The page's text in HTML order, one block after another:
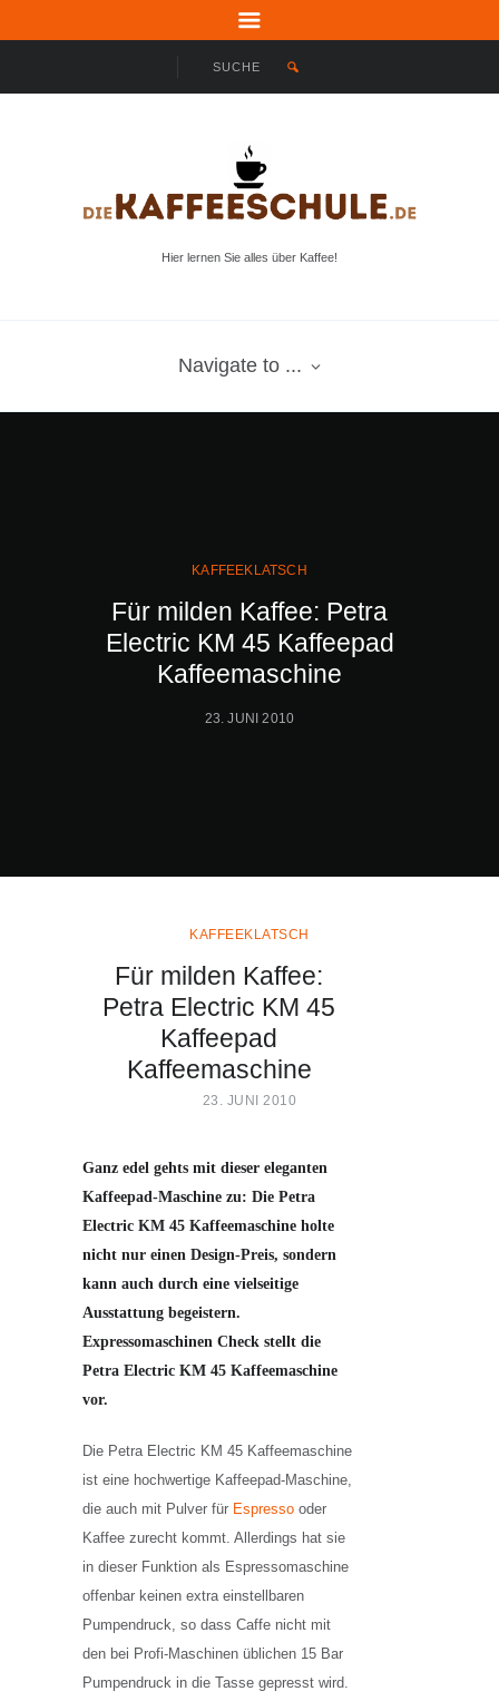
Hier lernen Sie alles über Kaffee!
Navigate to ...
KAFFEEKLATSCH
Für milden Kaffee: Petra
Electric KM 45 Kaffeepad
Kaffeemaschine
23. JUNI 2010
KAFFEEKLATSCH
Für milden Kaffee:
Petra Electric KM 45
Kaffeepad
Kaffeemaschine
23. JUNI 2010
Ganz edel gehts mit dieser eleganten
Kaffeepad-Maschine zu: Die Petra
Electric KM 45 Kaffeemaschine holte
nicht nur einen Design-Preis, sondern
kann auch durch eine vielseitige
Ausstattung begeistern.
Expressomaschinen Check stellt die
Petra Electric KM 45 Kaffeemaschine
vor.
Die Petra Electric KM 45 Kaffeemaschine
ist eine hochwertige Kaffeepad-Maschine,
die auch mit Pulver für Espresso oder
Kaffee zurecht kommt. Allerdings hat sie
in dieser Funktion als Espressomaschine
offenbar keinen extra einstellbaren
Pumpendruck, so dass Caffe nicht mit
den bei Profi-Maschinen üblichen 15 Bar
Pumpendruck in die Tasse gepresst wird.